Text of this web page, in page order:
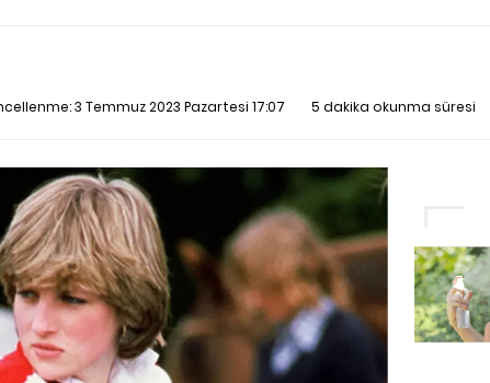
3 Temmuz 2023 Pazartesi 17:07 5 dakika okunma süresi